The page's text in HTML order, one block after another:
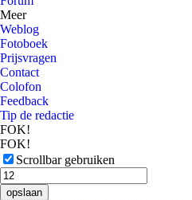
Meer
Weblog
Fotoboek
Prijsvragen
Contact
Colofon
Feedback
Tip de redactie
FOK!
FOK!
Scrollbar gebruiken
opslaan